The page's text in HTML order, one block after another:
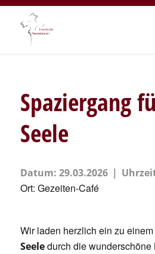
Spaziergang
Seele
Datum: 29.03.2026
Ort: Gezeiten-Café
Wir laden herzlich ein zu einem
Seeledurch die wunderschöne